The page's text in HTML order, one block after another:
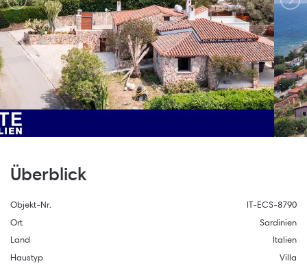
Überblick
Objekt-Nr.
IT-ECS-8790
Ort
Sardinien
Land
Italien
Haustyp
Villa